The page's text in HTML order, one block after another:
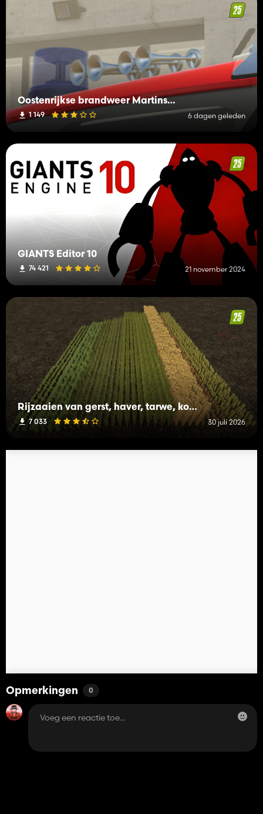
Oostenrijkse brandweer Martinshorn Pack (Prefab)
1 149 6 dagen geleden
GIANTS Editor 10
74 421 21 november 2024
Rijzaaien van gerst, haver, tarwe, koolzaad (Prefab)
7 033 30 juli 2026
Opmerkingen 0